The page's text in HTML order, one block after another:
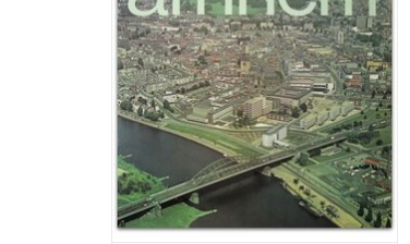
TOEVOEGEN AAN WINKELWAGEN